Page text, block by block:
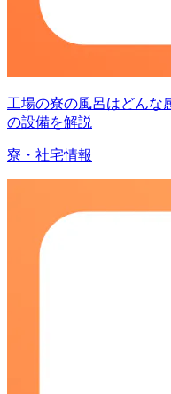
工場の寮の風呂はどんな
の設備を解説
寮・社宅情報